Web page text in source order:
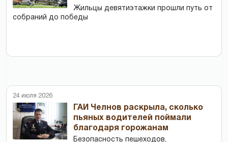
Жильцы девятиэтажки прошли путь от
собраний до победы
24 июля 2026
ГАИ Челнов раскрыла, сколько
пьяных водителей поймали
благодаря горожанам
Безопасность пешеходов,